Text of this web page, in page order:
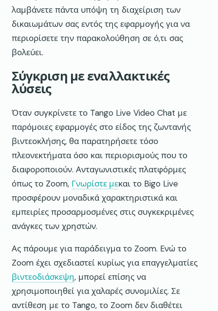
λαμβάνετε πάντα υπόψη τη διαχείριση των
δικαιωμάτων σας εντός της εφαρμογής για να
περιορίσετε την παρακολούθηση σε ό,τι σας
βολεύει.
Σύγκριση με εναλλακτικές
λύσεις
Όταν συγκρίνετε το Tango Live Video Chat με
παρόμοιες εφαρμογές στο είδος της ζωντανής
βιντεοκλήσης, θα παρατηρήσετε τόσο
πλεονεκτήματα όσο και περιορισμούς που το
διαφοροποιούν. Ανταγωνιστικές πλατφόρμες
όπως το Zoom, Γνωρίστε μεκαι το Bigo Live
προσφέρουν μοναδικά χαρακτηριστικά και
εμπειρίες προσαρμοσμένες στις συγκεκριμένες
ανάγκες των χρηστών.
Ας πάρουμε για παράδειγμα το Zoom. Ενώ το
Zoom έχει σχεδιαστεί κυρίως για επαγγελματίες
βιντεοδιάσκεψη, μπορεί επίσης να
χρησιμοποιηθεί για χαλαρές συνομιλίες. Σε
αντίθεση με το Tango, το Zoom δεν διαθέτει